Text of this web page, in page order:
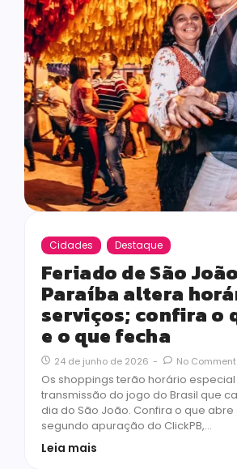
Cidades Destaque
Feriado de São
Paraíba altera
serviços; confira o
e o que fecha
24 de junho de 2026 - No
Os shoppings terão horário especial
transmissão do jogo do Brasil que
dia do São João. Confira o que
segundo apuração do ClickPB,…
Leia mais